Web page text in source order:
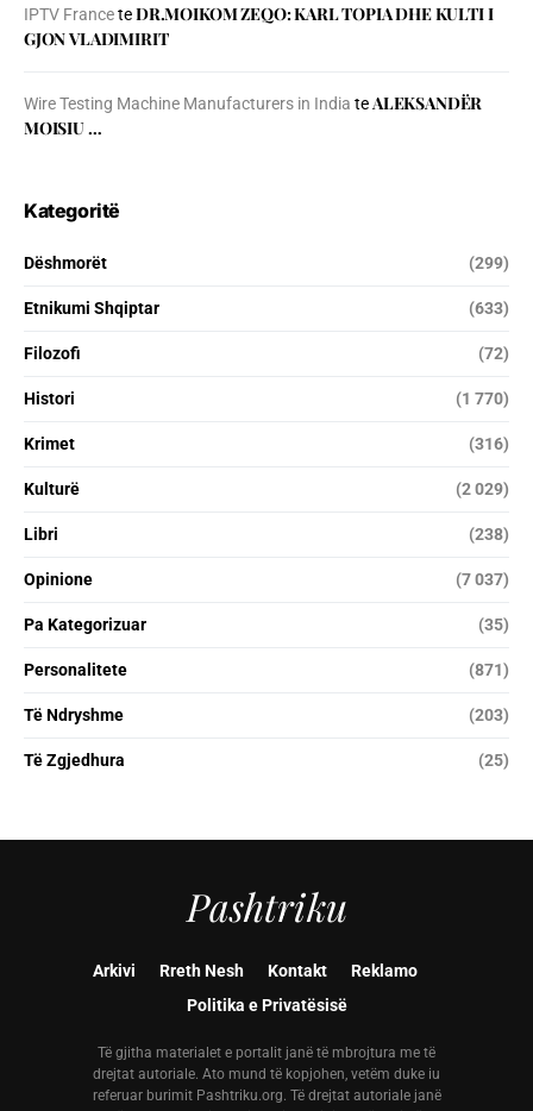
IPTV FranceteDR.MOIKOM ZEQO: KARL TOPIA DHE KULTI I
GJON VLADIMIRIT
Wire Testing Machine Manufacturers in India teALEKSANDËR
MOISIU …
Kategoritë
Dëshmorët (299)
Etnikumi Shqiptar (633)
Filozofi (72)
Histori (1 770)
Krimet (316)
Kulturë (2 029)
Libri (238)
Opinione (7 037)
Pa Kategorizuar (35)
Personalitete (871)
Të Ndryshme (203)
Të Zgjedhura (25)
Pashtriku
Arkivi Rreth Nesh Kontakt
Reklamo
Politika e Privatësisë
Të gjitha materialet e portalit janë të mbrojtura me të
drejtat autoriale. Ato mund të kopjohen, vetëm duke iu
referuar burimit Pashtriku.org. Të drejtat autoriale janë